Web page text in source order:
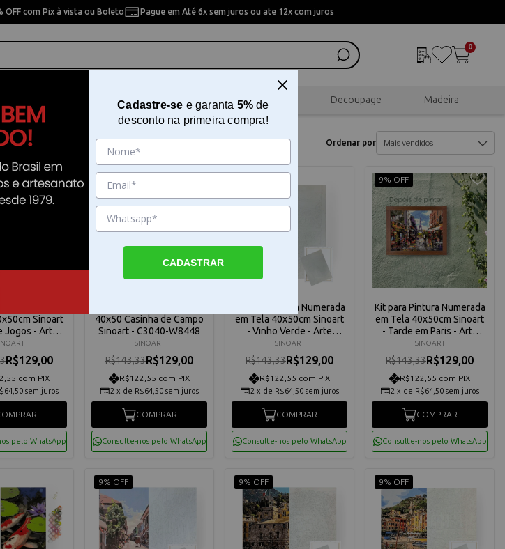
OFF com Pix à vista ou Boleto Pague em Até 6x sem juros ou ate 12x com juros
0
Pintura Artesanal Scrapbook Decoupage Madeira
lojas
Ordenar por
Sinoart
Jogos - Arte
W4010
R$129,00
com PIX
sem juros
pelo WhatsApp
9% OFF
40x50 Casinha de Campo
Sinoart - C3040-W8448
SINOART
R$143,33R$129,00
R$122,55 com PIX
2 x de R$64,50 sem juros
COMPRAR
Consulte-nos pelo WhatsApp
Kit para Pintura Numerada
em Tela 40x50cm Sinoart
- Vinho Verde - Arte
Terapia - C3040-W8686
SINOART
R$143,33R$129,00
R$122,55 com PIX
2 x de R$64,50 sem juros
COMPRAR
Consulte-nos pelo WhatsApp
9% OFF
Kit para Pintura Numerada
em Tela 40x50cm Sinoart
- Tarde em Paris - Arte
Terapia - C3040-W5609
SINOART
R$143,33R$129,00
R$122,55 com PIX
2 x de R$64,50 sem juros
COMPRAR
Consulte-nos pelo WhatsApp
9% OFF 9% OFF 9% OFF
Cadastre-se e garanta 5%de
desconto na primeira compra!
CADASTRAR